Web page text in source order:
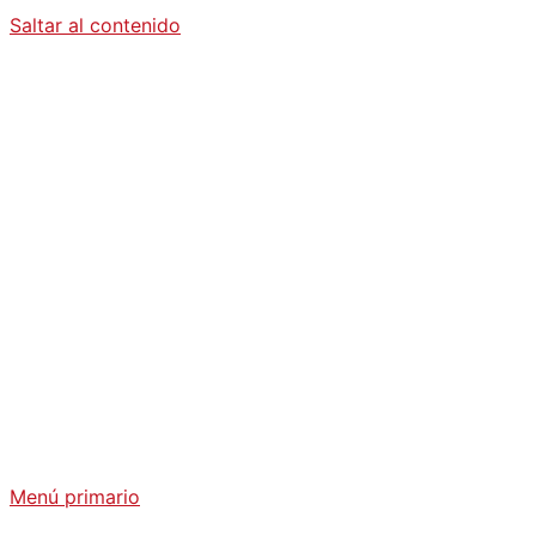
Saltar al contenido
Menú primario